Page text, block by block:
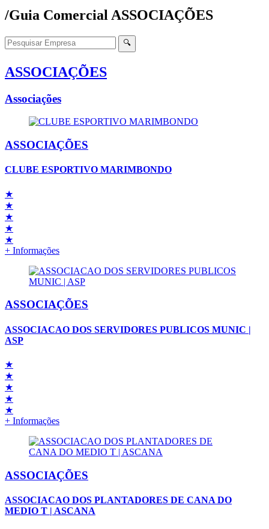
/Guia Comercial ASSOCIAÇÕES
🔍
ASSOCIAÇÕES
Associações
ASSOCIAÇÕES
CLUBE ESPORTIVO MARIMBONDO
★
★
★
★
★
+ Informações
ASSOCIAÇÕES
ASSOCIACAO DOS SERVIDORES PUBLICOS MUNIC |
ASP
★
★
★
★
★
+ Informações
ASSOCIAÇÕES
ASSOCIACAO DOS PLANTADORES DE CANA DO
MEDIO T | ASCANA